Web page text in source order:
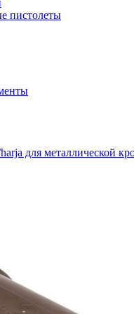
пистолеты
для металлической